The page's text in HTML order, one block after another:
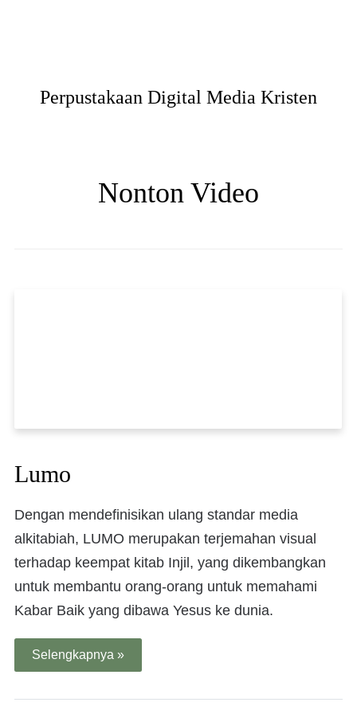
Perpustakaan Digital Media Kristen
Nonton Video
Lumo
Dengan mendefinisikan ulang standar media
alkitabiah, LUMO merupakan terjemahan visual
terhadap keempat kitab Injil, yang dikembangkan
untuk membantu orang-orang untuk memahami
Kabar Baik yang dibawa Yesus ke dunia.
Selengkapnya »